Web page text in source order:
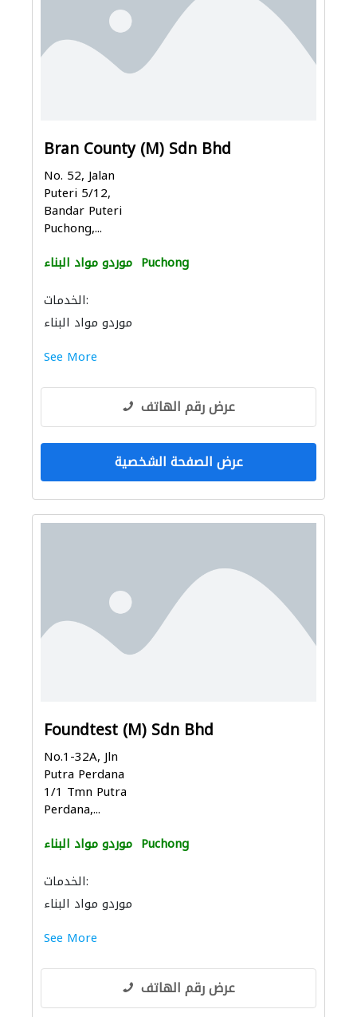
Bran County (M) Sdn Bhd
No. 52, Jalan
Puteri 5/12,
Bandar Puteri
Puchong,...
موردو مواد البناء Puchong
الخدمات:
موردو مواد البناء
See More
عرض رقم الهاتف
عرض الصفحة الشخصية
Foundtest (M) Sdn Bhd
No.1-32A, Jln
Putra Perdana
1/1 Tmn Putra
Perdana,...
موردو مواد البناء Puchong
الخدمات:
موردو مواد البناء
See More
عرض رقم الهاتف